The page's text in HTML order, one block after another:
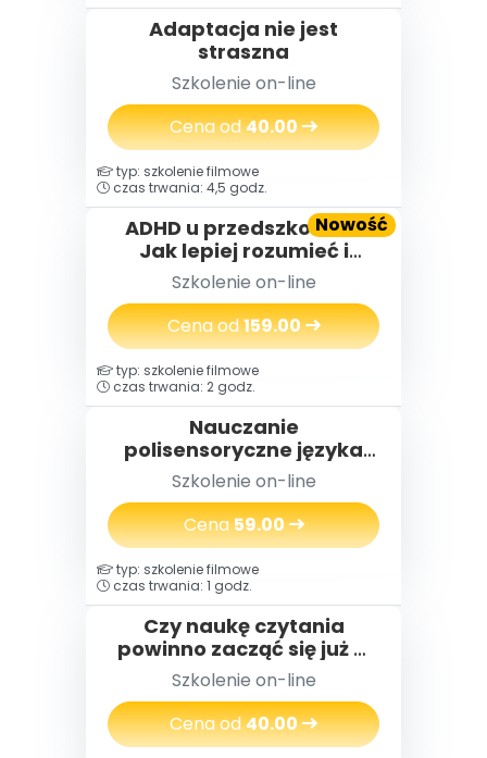
Adaptacja nie jest
straszna
Szkolenie on-line
Cena od40.00
Nowość
typ: szkolenie filmowe
czas trwania: 4,5 godz.
ADHD u przedszkolaka.
Jak lepiej rozumieć i
wspierać dzieci z
trudnościami
Szkolenie on-line
Cena od159.00
typ: szkolenie filmowe
czas trwania: 2 godz.
Nauczanie
polisensoryczne języka
angielskiego, czyli
skuteczne nauczanie
przez działanie
Szkolenie on-line
Cena59.00
typ: szkolenie filmowe
czas trwania: 1 godz.
Czy naukę czytania
powinno zacząć się już w
przedszkolu?
Szkolenie on-line
Cena od40.00